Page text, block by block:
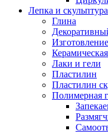
Лепка и скульптура
Глина
Лаки и гели
Пластилин
Пластилин
Полимерная